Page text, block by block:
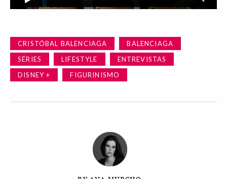
CRISTÓBAL BALENCIAGA
BALENCIAGA
SÉRIES
LIFESTYLE
ENTREVISTAS
DISNEY +
FIGURINISMO